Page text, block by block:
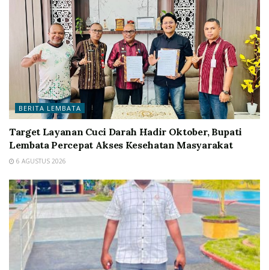
BERITA LEMBATA
Target Layanan Cuci Darah Hadir Oktober, Bupati
Lembata Percepat Akses Kesehatan Masyarakat
6 AGUSTUS 2026